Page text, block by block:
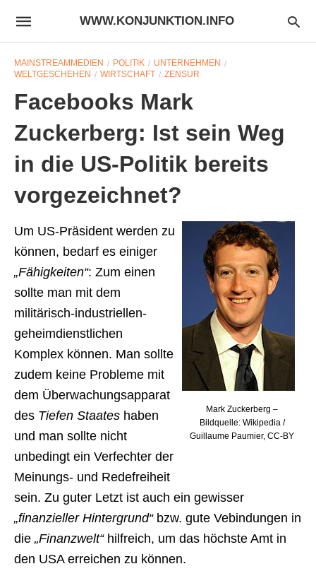
WWW.KONJUNKTION.INFO
MAINSTREAMMEDIEN POLITIK
UNTERNEHMEN
WELTGESCHEHEN
WIRTSCHAFT ZENSUR
Facebooks Mark
Zuckerberg: Ist sein Weg
in die US-Politik bereits
vorgezeichnet?
Mark Zuckerberg –
Bildquelle: Wikipedia /
Guillaume Paumier, CC-BY
Um US-Präsident werden zu
können, bedarf es einiger
„Fähigkeiten“: Zum einen
sollte man mit dem
militärisch-industriellen-
geheimdienstlichen
Komplex können. Man sollte
zudem keine Probleme mit
dem Überwachungsapparat
des Tiefen Staates haben
und man sollte nicht
unbedingt ein Verfechter der
Meinungs- und Redefreiheit
sein. Zu guter Letzt ist auch ein gewisser
„finanzieller Hintergrund“bzw. gute Vebindungen in
die „Finanzwelt“hilfreich, um das höchste Amt in
den USA erreichen zu können.